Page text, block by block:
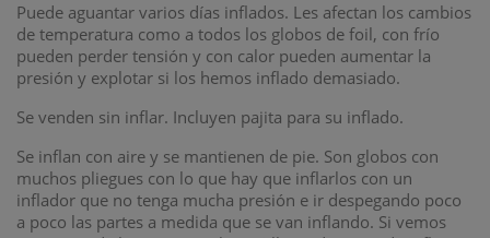
Puede aguantar varios días inflados. Les afectan los cambios
de temperatura como a todos los globos de foil, con frío
pueden perder tensión y con calor pueden aumentar la
presión y explotar si los hemos inflado demasiado.
Se venden sin inflar. Incluyen pajita para su inflado.
Se inflan con aire y se mantienen de pie. Son globos con
muchos pliegues con lo que hay que inflarlos con un
inflador que no tenga mucha presión e ir despegando poco
a poco las partes a medida que se van inflando. Si vemos